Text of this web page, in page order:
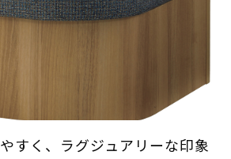
すく、ラグジュアリーな印象